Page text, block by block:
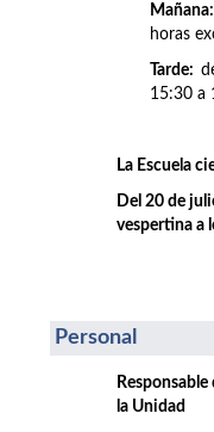
Mañana:
horas
Tarde:
15:30 a
La Escuela
Del 20 de
vespertina a
Personal
Responsable
la Unidad